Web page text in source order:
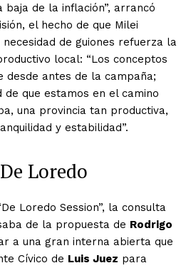
de la inflación”, arrancó
el hecho de que Milei
de guiones refuerza la
local: “Los conceptos
desde antes de la campaña;
que estamos en el camino
una provincia tan productiva,
y estabilidad”.
Loredo
Loredo Session”, la consulta
de la propuesta de Rodrigo
a una gran interna abierta que
Cívico de Luis Juez para